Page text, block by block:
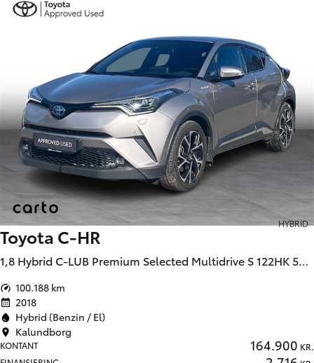
HYBRID
Toyota C-HR
1,8 Hybrid C-LUB Premium Selected Multidrive S 122HK 5d Aut.
100.188 km
2018
Hybrid (Benzin / El)
Kalundborg
KONTANT 164.900 KR.